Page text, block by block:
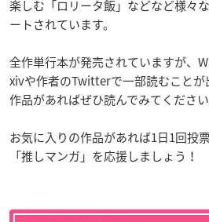
楽しむ「ロリータ飯」などなど様々
ートされています。
全作単行本が発売されていますが、
xivや作者のTwitterで一部読むことが
作品があればぜひ読んでみてください
お気に入りの作品があれば1日1回投
「推しマンガ」を応援しましょう！